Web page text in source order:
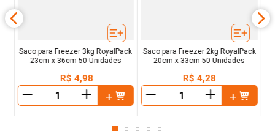
Saco para Freezer 3kg RoyalPack
23cm x 36cm 50 Unidades
R$ 4,98
＋
Saco para Freezer 2kg RoyalPack
20cm x 33cm 50 Unidades
R$ 4,28
＋